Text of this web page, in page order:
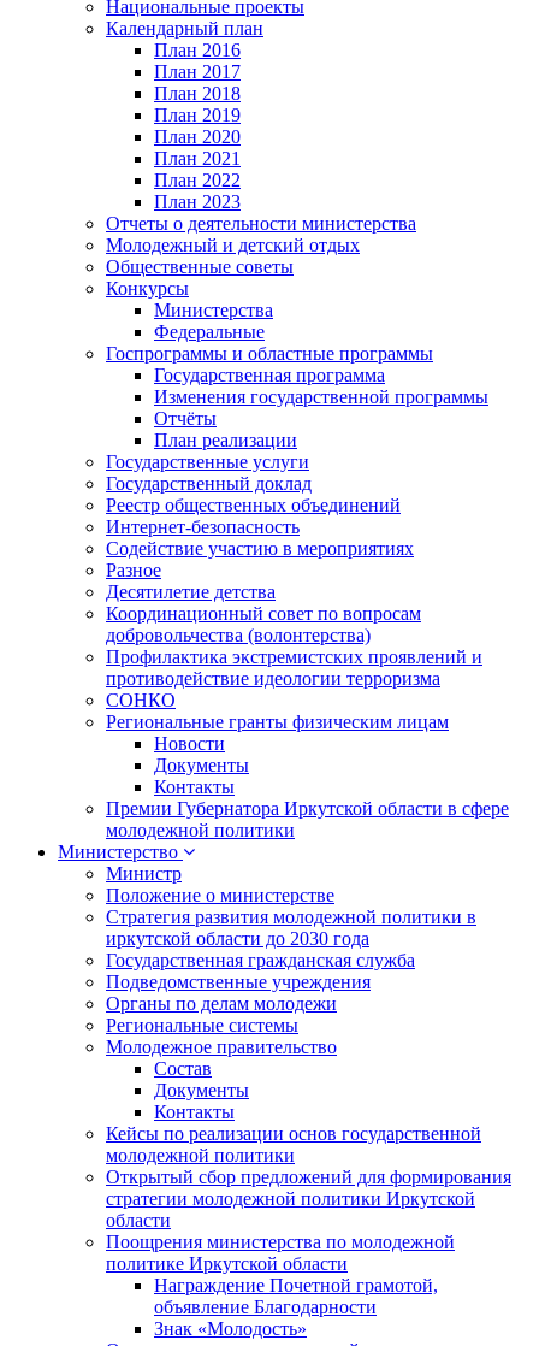
Национальные проекты
Календарный план
План 2016
План 2017
План 2018
План 2019
План 2020
План 2021
План 2022
План 2023
Отчеты о деятельности министерства
Молодежный и детский отдых
Общественные советы
Конкурсы
Министерства
Федеральные
Госпрограммы и областные программы
Государственная программа
Изменения государственной программы
Отчёты
План реализации
Государственные услуги
Государственный доклад
Реестр общественных объединений
Интернет-безопасность
Содействие участию в мероприятиях
Разное
Десятилетие детства
Координационный совет по вопросам
добровольчества (волонтерства)
Профилактика экстремистских проявлений и
противодействие идеологии терроризма
СОНКО
Региональные гранты физическим лицам
Новости
Документы
Контакты
Премии Губернатора Иркутской области в сфере
молодежной политики
Министерство
Министр
Положение о министерстве
Стратегия развития молодежной политики в
иркутской области до 2030 года
Государственная гражданская служба
Подведомственные учреждения
Органы по делам молодежи
Региональные системы
Молодежное правительство
Состав
Документы
Контакты
Кейсы по реализации основ государственной
молодежной политики
Открытый сбор предложений для формирования
стратегии молодежной политики Иркутской
области
Поощрения министерства по молодежной
политике Иркутской области
Награждение Почетной грамотой,
объявление Благодарности
Знак «Молодость»